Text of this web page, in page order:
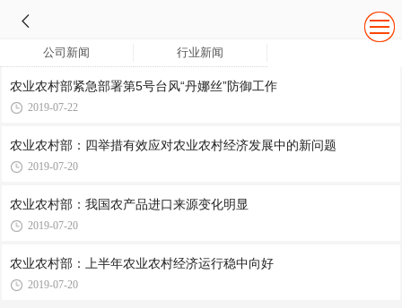
公司新闻 行业新闻
农业农村部紧急部署第5号台风“丹娜丝”防御工作
2019-07-22
农业农村部：四举措有效应对农业农村经济发展中的新问题
2019-07-20
农业农村部：我国农产品进口来源变化明显
2019-07-20
农业农村部：上半年农业农村经济运行稳中向好
2019-07-20